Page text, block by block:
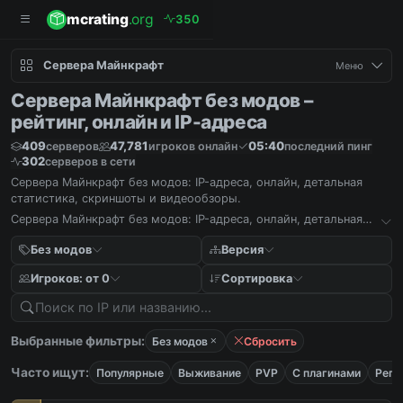
mcrating.org 350
Сервера Майнкрафт Меню
Сервера Майнкрафт без модов –
рейтинг, онлайн и IP-адреса
409серверов 47,781 игроков онлайн 05:40последний пинг
302серверов в сети
Сервера Майнкрафт без модов: IP-адреса, онлайн, детальная
статистика, скриншоты и видеообзоры.
Сервера Майнкрафт без модов: IP-адреса, онлайн, детальная
Без модов
Версия
Игроков: от 0 Сортировка
Выбранные фильтры: Без модов Сбросить
Часто ищут: Популярные Выживание PVP С плагинами